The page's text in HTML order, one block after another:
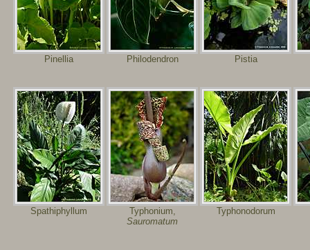
Pinellia Philodendron Pistia
Spathiphyllum
Typhonium,
Sauromatum
Typhonodorum